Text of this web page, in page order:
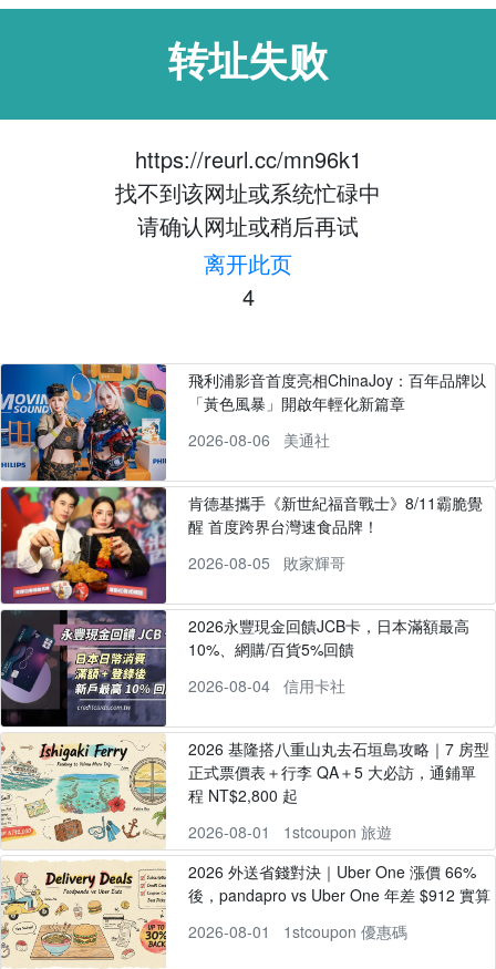
转址失败
https://reurl.cc/mn96k1
找不到该网址或系统忙碌中
请确认网址或稍后再试
离开此页
4
飛利浦影音首度亮相ChinaJoy：百年品牌以
「黃色風暴」開啟年輕化新篇章
2026-08-06
美通社
肯德基攜手《新世紀福音戰士》8/11霸脆覺
醒 首度跨界台灣速食品牌！
2026-08-05
敗家輝哥
2026永豐現金回饋JCB卡，日本滿額最高
10%、網購/百貨5%回饋
2026-08-04
信用卡社
2026 基隆搭八重山丸去石垣島攻略｜7 房型
正式票價表＋行李 QA＋5 大必訪，通鋪單
程 NT$2,800 起
2026-08-01
1stcoupon 旅遊
2026 外送省錢對決｜Uber One 漲價 66%
後，pandapro vs Uber One 年差 $912 實算
2026-08-01
1stcoupon 優惠碼